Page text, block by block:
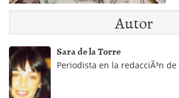
Autor
Sara de la Torre
Periodista en la redacciÃ³n